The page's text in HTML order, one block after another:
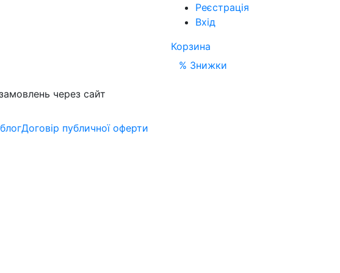
через сайт
Реєстрація
Вхід
Корзина
% Знижки
блогДоговір публичної оферти